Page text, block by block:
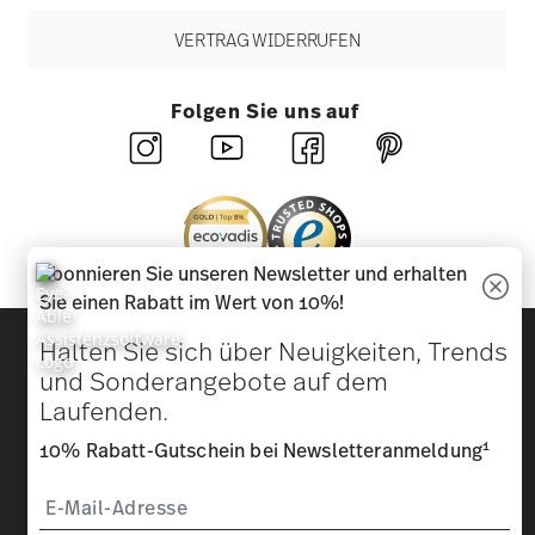
VERTRAG WIDERRUFEN
Folgen Sie uns auf
Entdecken Sie unsere Marken
Design & Funktionalität für Ihr Zuhause
Homepage AGB
Cookie-Einwilligung ändern
Sie können den Code bei Ihrem nächsten Einkauf direkt im
Abonnieren Sie unseren Newsletter und erhalten
Sie einen Rabatt im Wert von 10%!
Halten Sie sich über Neuigkeiten, Trends
und Sonderangebote auf dem
Laufenden.
10% Rabatt-Gutschein bei Newsletteranmeldung1